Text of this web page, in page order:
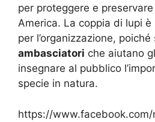
per proteggere e
America. La coppia di lupi
per l’organizzazione,
ambasciatori che aiutano
insegnare al pubblico
specie in natura.
https://